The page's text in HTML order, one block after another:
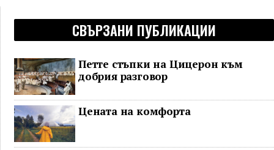
СВЪРЗАНИ ПУБЛИКАЦИИ
Петте стъпки на Цицерон към
добрия разговор
Цената на комфорта